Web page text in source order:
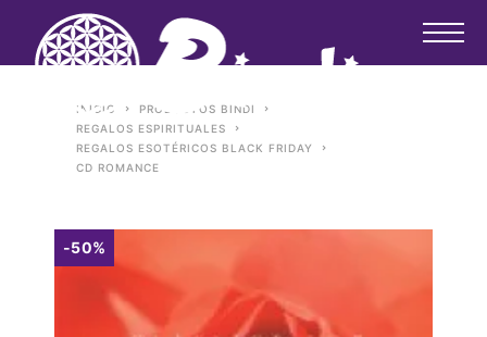
INICIO
PRODUCTOS BINDI
REGALOS ESPIRITUALES
REGALOS ESOTÉRICOS BLACK FRIDAY
CD ROMANCE
-50%